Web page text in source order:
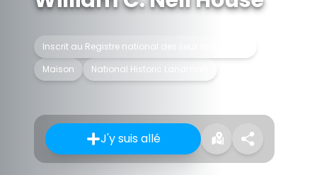
Inscrit au Registre national des lieux historiques
Maison
National Historic Landmark
J'y suis allé